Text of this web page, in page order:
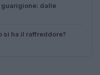
guarigione: dalle
si ha il raffreddore?